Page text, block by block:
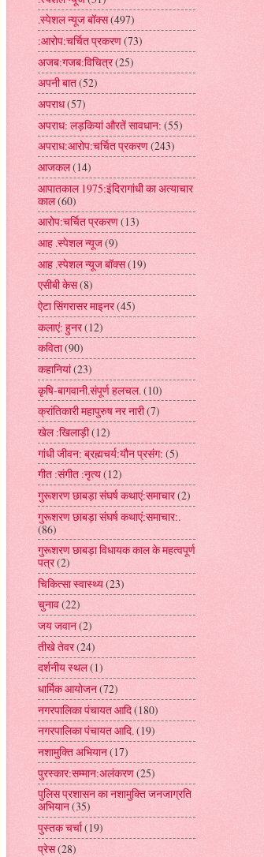
.स्पेशल न्यूज बॉक्स(497)
:आरोप:चर्चित प्रकरण(73)
अजब:गजब:विचित्र(25)
अपनी बात(52)
अपराध(57)
अपराध: लड़कियां औरतें सावधान: (55)
अपराध:आरोप:चर्चित प्रकरण(243)
आजकल(14)
आपातकाल 1975:इंदिरागांधी का अत्याचार
काल(60)
आरोप:चर्चित प्रकरण(13)
आह .स्पेशल न्यूज(9)
आह .स्पेशल न्यूज बॉक्स(19)
एसीबी केस(8)
ऐटा सिंगरासर माइनर(45)
कलाएं: हुनर(12)
कविता(90)
कहानियां(23)
कृषि-बागवानी.संपूर्ण हलचल. (10)
क्रांतिकारी महापुरुष नर नारी(7)
खेल :खिलाड़ी(12)
गांधी जीवन: ब्रह्मचर्य:यौन प्रसंग: (5)
गीत :संगीत :नृत्य(12)
गुरूशरण छाबड़ा संघर्ष कथाएं:समाचार(2)
गुरूशरण छाबड़ा संघर्ष कथाएं:समाचार:.
(86)
गुरूशरण छाबड़ा विधायक काल के महत्वपूर्ण
पत्र(2)
चिकित्सा स्वास्थ्य(23)
चुनाव(22)
जय जवान(2)
तीखे तेवर(24)
दर्शनीय स्थल(1)
धार्मिक आयोजन(72)
नगरपालिका पंचायत आदि(180)
नगरपालिका पंचायत आदि.(19)
नशामुक्ति अभियान(17)
पुरस्कार:सम्मान:अलंकरण(25)
पुलिस प्रशासन का नशामुक्ति जनजाग्रति
अभियान(35)
पुस्तक चर्चा(19)
प्रेस(28)